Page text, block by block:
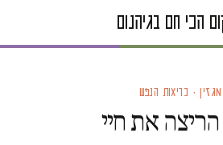
מגזין · בריאות הנפש
את חיי